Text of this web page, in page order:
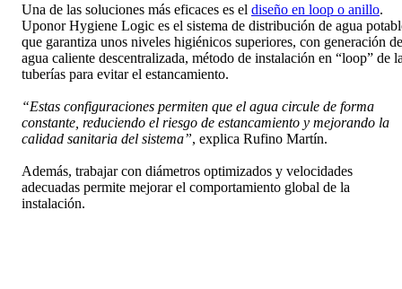
Una de las soluciones más eficaces es el diseño en loop o anillo.
Uponor Hygiene Logic es el sistema de distribución de agua
que garantiza unos niveles higiénicos superiores, con generación de
agua caliente descentralizada, método de instalación en “loop” de
tuberías para evitar el estancamiento.
“Estas configuraciones permiten que el agua circule de forma
constante, reduciendo el riesgo de estancamiento y mejorando la
calidad sanitaria del sistema”, explica Rufino Martín.
Además, trabajar con diámetros optimizados y velocidades
adecuadas permite mejorar el comportamiento global de la
instalación.